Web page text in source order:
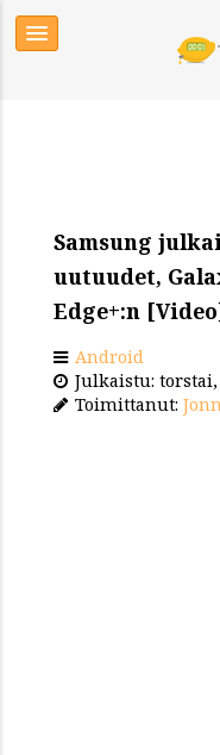
Samsung
uutuudet,
Edge+:n
Android
Julkaistu: torstai,
Toimittanut: